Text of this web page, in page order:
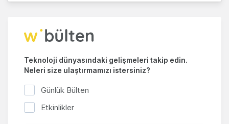
Teknoloji dünyasındaki gelişmeleri takip edin.
Neleri size ulaştırmamızı istersiniz?
Günlük Bülten
Etkinlikler